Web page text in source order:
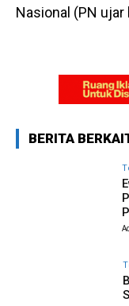
Nasional (PN ujar
BERITA